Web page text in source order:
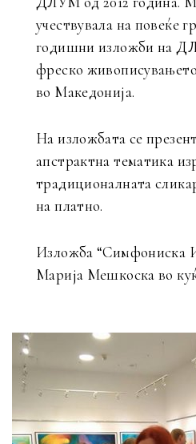
учествувала на повеќе
годишни изложби на
фреско
во Македонија.
На изложбата се
апстрактна тематика
традиционалната
на платно.
Изложба “Симфониска
Марија Мешкоска во